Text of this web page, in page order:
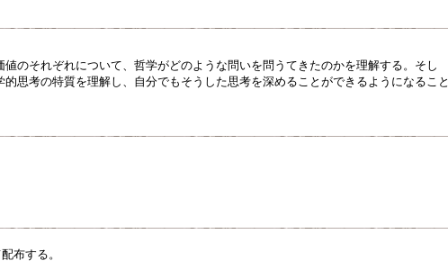
のそれぞれについて、哲学がどのような問いを問うてきたのかを理解する。そし
思考の特質を理解し、自分でもそうした思考を深めることができるようになること
布する。